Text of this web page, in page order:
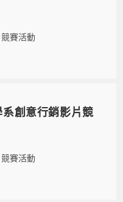
競賽活動
系創意行銷影片競
競賽活動